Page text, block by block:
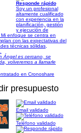
Responde rápido
Soy un profesional
altamente cualificado
con experiencia en la
planificación, gestión
y ejecución de
enfoque se centra en
con las expectativas del
técnicas sólidas,
Ángel es cercano, se
volveremos a llamarle
en Cronoshare
presupuesto
Email validado
Teléfono validado